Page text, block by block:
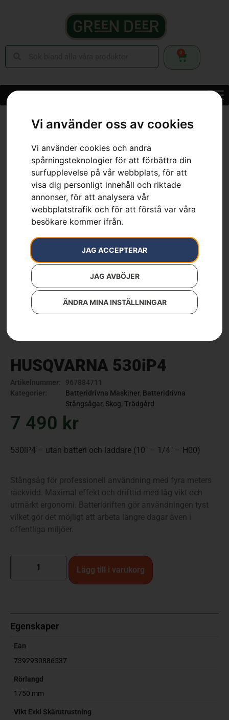
Vi använder oss av cookies
Vi använder cookies och andra
spårningsteknologier för att förbättra din
surfupplevelse på vår webbplats, för att
visa dig personligt innehåll och riktade
annonser, för att analysera vår
webbplatstrafik och för att förstå var våra
besökare kommer ifrån.
JAG ACCEPTERAR
JAG AVBÖJER
ÄNDRA MINA INSTÄLLNINGAR
0
HUSQVARNA 530iP4
HUSQVARNA 530iP4
Artikelnummer:
967884711
Kategorier:
Batteridrivna Maskiner, Batteridrivna
Stångsågar, Skog, Trädgård
7 490 kr
530iP4 – utan batteri och laddare (10″ – 1/4″ – H00)
Stångsåg för professionell användning med fyra meters
räckvidd. Maximal effekt och drifttid med låg vikt och
utmärkt ergonomi. Batteridriften gör användningen tyst
vilket gör det möjligt att arbeta längre dagar även i
offentliga miljöer.
Lägg till i varukorg
Egenskaper
Ean
7392930886537
Rörlangd
1750 mm
Vikt Exkl Skärutrustning